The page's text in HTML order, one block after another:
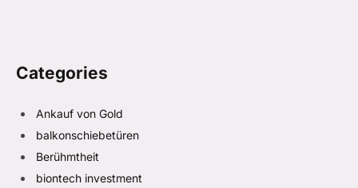
Categories
Ankauf von Gold
balkonschiebetüren
Berühmtheit
biontech investment